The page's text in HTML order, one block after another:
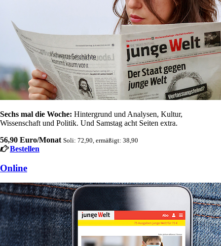
Sechs mal die Woche: Hintergrund und Analysen, Kultur,
Wissenschaft und Politik. Und Samstag acht Seiten extra.
56,90 Euro/Monat Soli: 72,90, ermäßigt: 38,90
Bestellen
Online